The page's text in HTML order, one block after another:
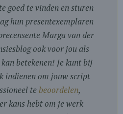
goed te vinden en sturen
hun presentexemplaren
Marga van der
ook voor jou als
betekenen! Je kunt bij
indienen om jouw script
te beoordelen,
kans hebt om je werk